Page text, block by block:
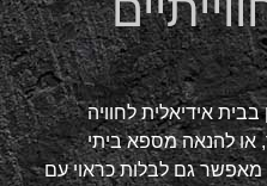
אידיאלית לחוויה
או להנאה מספא ביתי
מאפשר גם לבלות כראוי עם